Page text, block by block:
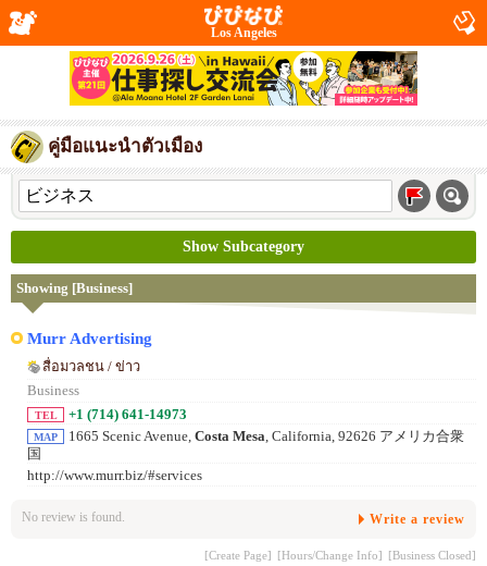
Los Angeles
คู่มือแนะนำตัวเมือง
Show Subcategory
Showing [Business]
Murr Advertising
สื่อมวลชน / ข่าว
Business
TEL +1 (714) 641-14973
MAP 1665 Scenic Avenue, Costa Mesa, California, 92626 アメリカ合衆
国
http://www.murr.biz/#services
No review is found. Write a review
[Create Page] [Hours/Change Info] [Business Closed]